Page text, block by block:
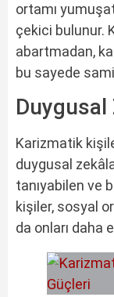
ortamı
çekici bulunur.
abartmadan,
bu sayede
Duygusal
Karizmatik
duygusal
tanıyabilen ve
kişiler, sosyal
da onları daha